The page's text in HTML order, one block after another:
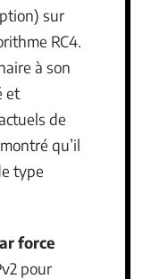
sur
RC4.
à son
et
de
qu’il
type
force
pour